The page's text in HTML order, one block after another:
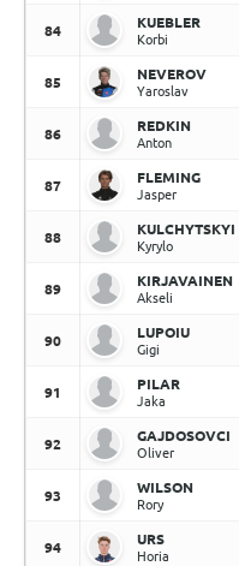
84
KUEBLER
Korbi
85
NEVEROV
Yaroslav
86
REDKIN
Anton
87
FLEMING
Jasper
88
KULCHYTSKYI
Kyrylo
89
KIRJAVAINEN
Akseli
90
LUPOIU
Gigi
91
PILAR
Jaka
92
GAJDOSOVCI
Oliver
93
WILSON
Rory
94
URS
Horia